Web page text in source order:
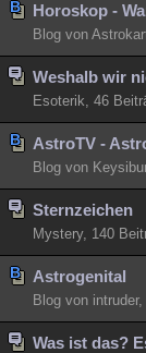
Horoskop -
Blog von
Weshalb wir
Esoterik, 46
AstroTV -
Blog von
Sternzeichen
Mystery, 140
Astrogenital
Blog von
Was ist das?